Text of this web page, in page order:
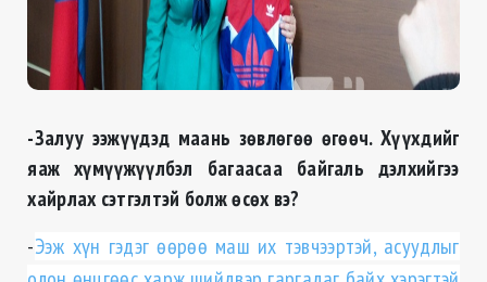
-Залуу ээжүүдэд маань зөвлөгөө өгөөч. Хүүхдийг
яаж хүмүүжүүлбэл багаасаа байгаль дэлхийгээ
хайрлах сэтгэлтэй болж өсөх вэ?
-Ээж хүн гэдэг өөрөө маш их тэвчээртэй, асуудлыг